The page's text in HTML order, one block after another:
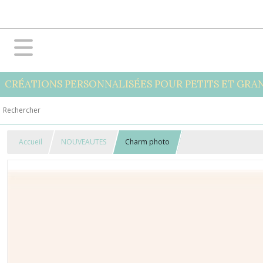
CRÉATIONS PERSONNALISÉES POUR PETITS ET
Accueil NOUVEAUTES Charm photo